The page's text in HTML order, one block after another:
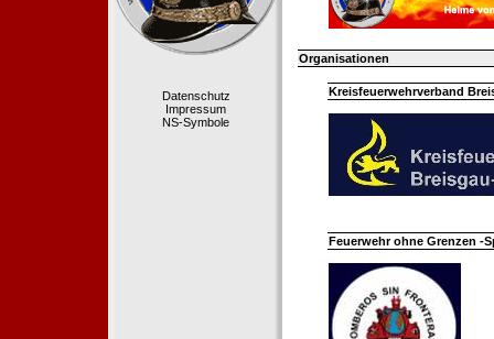
Datenschutz
Impressum
NS-Symbole
Organisationen
Kreisfeuerwehrverband
Feuerwehr ohne Grenzen -